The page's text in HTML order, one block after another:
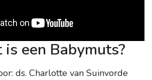
is een Babymuts?
ds. Charlotte van Suinvorde